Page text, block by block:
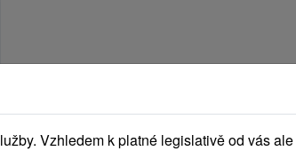
Vzhledem k platné legislativě od vás ale